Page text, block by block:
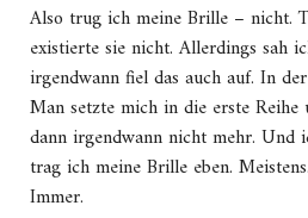
Also trug ich meine Brille – nicht.
existierte sie nicht. Allerdings sah
irgendwann fiel das auch auf. In
Man setzte mich in die erste Reihe
dann irgendwann nicht mehr. Und
trag ich meine Brille eben.
Immer.